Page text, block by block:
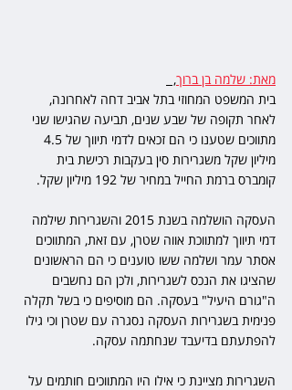
מאת: שלמה בן ברוך,
בית המשפט המחוזי בתל אביב דחה לאחרונה,
לאחר תקופה של שבע שנים, תביעה שהגישו שני
מיליון שקל משגרירות סין בעקבות רכישת בית
קומברס ברמת החייל במחיר של 192 מיליון שקל.
העסקה הושלמה בשנת 2015 והשגרירות שילמה
דמי תיווך למתווכת אווה שטרן, עם זאת, המתווכים
אסתר עמר ושלמה ששו טוענים כי הם הראשונים
שהציגו את הנכס לשגרירות, ולכן הם נחשבים
ה"גורם היעיל" בעסקה. הם מוסיפים כי בשל תקלה
פנימית בשגרירות העסקה נסגרה עם שטרן וכי גילו
להפתעתם בדיעבד שנחתמה עסקה.
השגרירות מציינת כי אילו היו המתווכים חותמים על